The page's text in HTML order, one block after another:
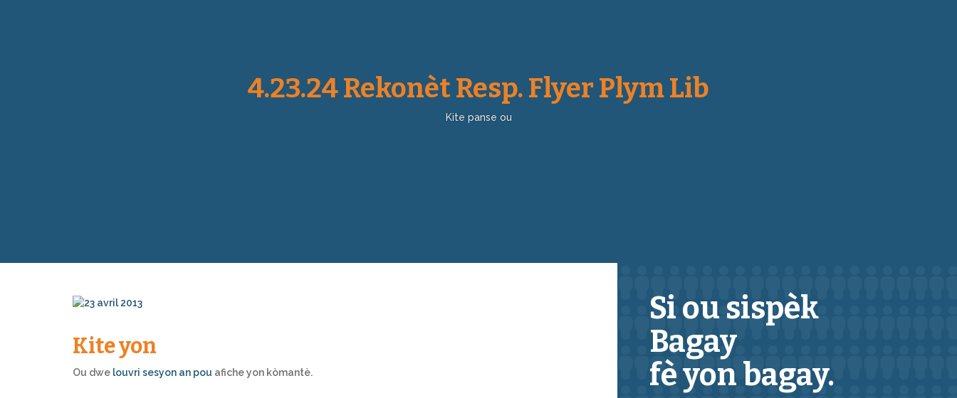
4.23.24 Rekonèt Resp. Flyer Plym Lib
Kite panse ou
Kite yon
Ou dwe louvri sesyon an pou afiche yon kòmantè.
Si ou sispèk
Bagay
fè yon bagay.